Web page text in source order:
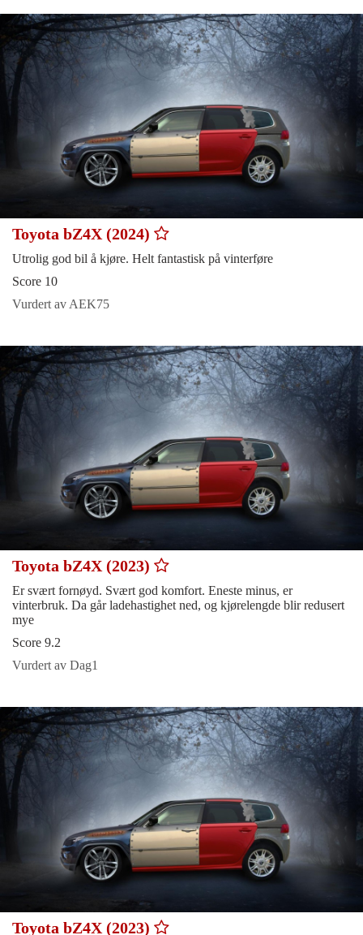
Toyota bZ4X (2024)
Utrolig god bil å kjøre. Helt fantastisk på vinterføre
Score 10
Vurdert av AEK75
Toyota bZ4X (2023)
Er svært fornøyd. Svært god komfort. Eneste minus, er
vinterbruk. Da går ladehastighet ned, og kjørelengde blir redusert
mye
Score 9.2
Vurdert av Dag1
Toyota bZ4X (2023)